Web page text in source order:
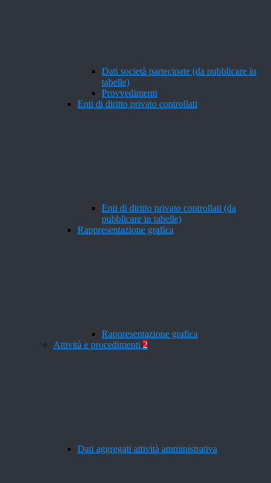
Dati società partecipate (da pubblicare in
tabelle)
Provvedimenti
Enti di diritto privato controllati
Enti di diritto privato controllati (da
pubblicare in tabelle)
Rappresentazione grafica
Rappresentazione grafica
Attività e procedimenti 2
Dati aggregati attività amministrativa